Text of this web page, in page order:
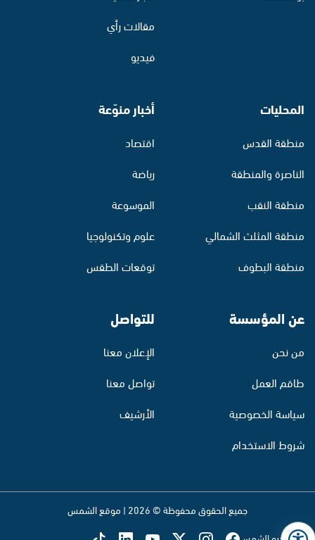
مقالات رأي
فيديو
المحليات
منطقة القدس
الناصرة والمنطقة
منطقة النقب
منطقة المثلث الشمالي
منطقة البطوف
أخبار منوّعة
اقتصاد
رياضة
الموسوعة
علوم وتكنولوجيا
توقعات الطقس
عن المؤسسة
من نحن
طاقم العمل
سياسة الخصوصية
شروط الاستخدام
للتواصل
الإعلان معنا
تواصل معنا
الأرشيف
جميع الحقوق محفوظة © 2026 | موقع الشمس